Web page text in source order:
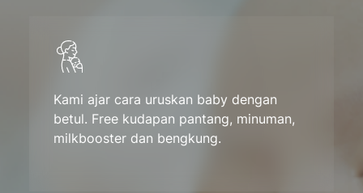
Kami ajar cara uruskan baby dengan
betul. Free kudapan pantang, minuman,
milkbooster dan bengkung.